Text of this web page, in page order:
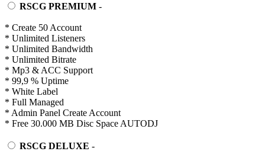
RSCG PREMIUM -
* Create 50 Account
* Unlimited Listeners
* Unlimited Bandwidth
* Unlimited Bitrate
* Mp3 & ACC Support
* 99,9 % Uptime
* White Label
* Full Managed
* Admin Panel Create Account
* Free 30.000 MB Disc Space AUTODJ
RSCG DELUXE -